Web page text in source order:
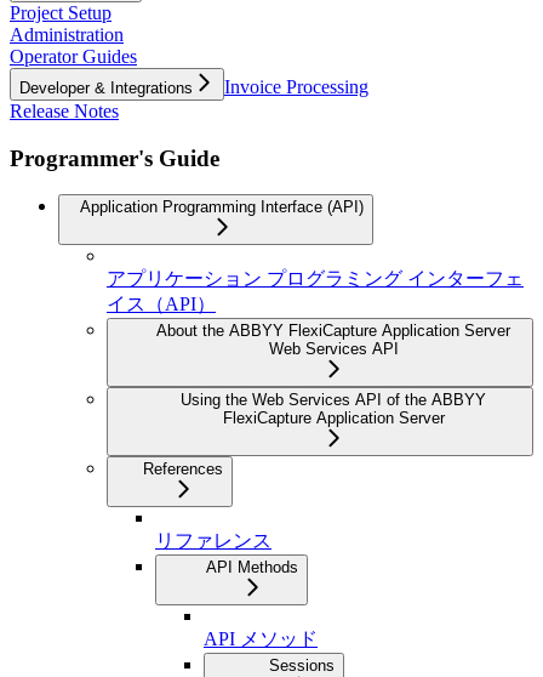
Project Setup
Administration
Operator Guides
Developer & Integrations
Invoice Processing
Release Notes
Programmer's Guide
Application Programming Interface (API)
アプリケーション プログラミング インターフェ
イス（API）
About the ABBYY FlexiCapture Application Server
Web Services API
Using the Web Services API of the ABBYY
FlexiCapture Application Server
References
リファレンス
API Methods
API メソッド
Sessions